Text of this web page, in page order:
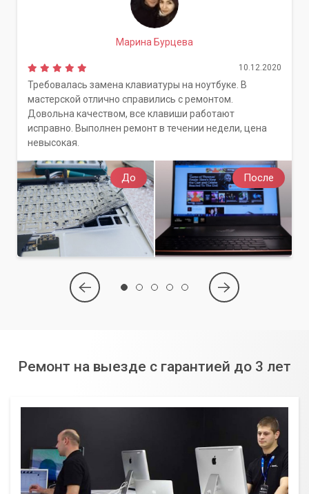
будет работать как новый!
До После
Марина Бурцева
10.12.2020
Требовалась замена клавиатуры на ноутбуке. В
мастерской отлично справились с ремонтом.
Довольна качеством, все клавиши работают
исправно. Выполнен ремонт в течении недели, цена
невысокая.
Ремонт на выезде с гарантией до 3 лет